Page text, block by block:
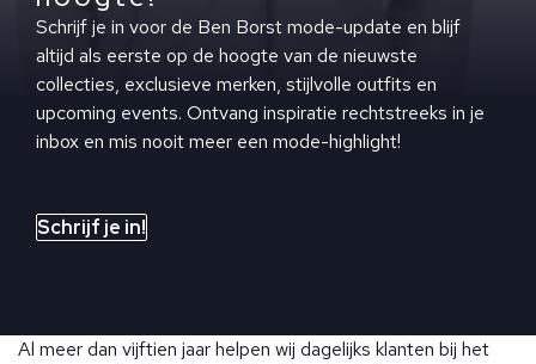
Schrijf je in voor de Ben Borst mode-update en blijf
altijd als eerste op de hoogte van de nieuwste
collecties, exclusieve merken, stijlvolle outfits en
upcoming events. Ontvang inspiratie rechtstreeks in je
inbox en mis nooit meer een mode-highlight!
Schrijf je in!
Al meer dan vijftien jaar helpen wij dagelijks klanten bij het